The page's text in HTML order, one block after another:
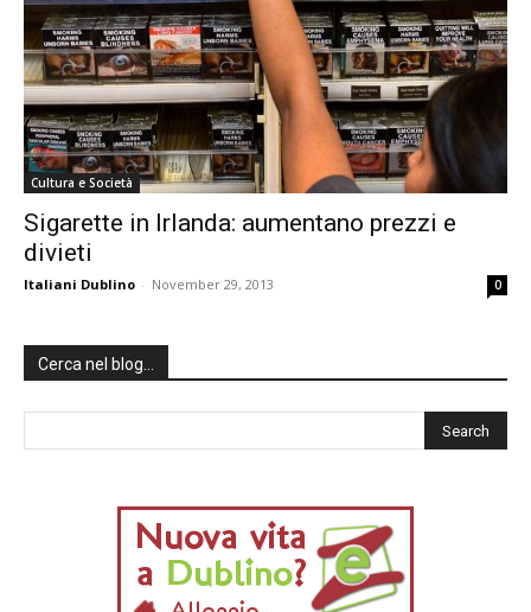
Cultura e Società
Sigarette in Irlanda: aumentano prezzi e
divieti
Italiani Dublino - November 29, 2013 0
Cerca nel blog…